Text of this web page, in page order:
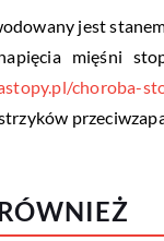
jest
mięśni
choroba-